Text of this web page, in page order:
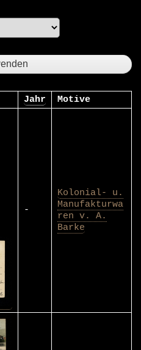
Jahr Motive
-
Kolonial- u.
Manufakturwa
ren v. A.
Barke